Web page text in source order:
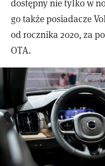
dostępny nie tylko w
go także posiadacze
od rocznika 2020, za
OTA.